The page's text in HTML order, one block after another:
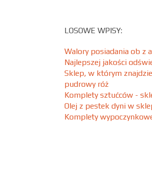
LOSOWE WPISY:
Walory posiadania ob z
Najlepszej jakości
Sklep, w którym
pudrowy róż
Komplety sztućców -
Olej z pestek dyni w
Komplety